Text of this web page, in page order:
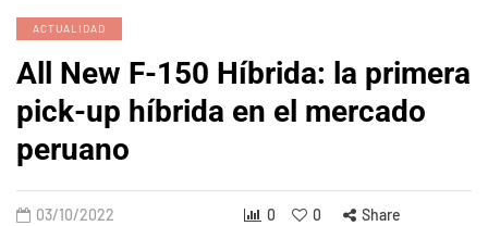
ACTUALIDAD
All New F-150 Híbrida: la primera
pick-up híbrida en el mercado
peruano
03/10/2022 0 0 Share